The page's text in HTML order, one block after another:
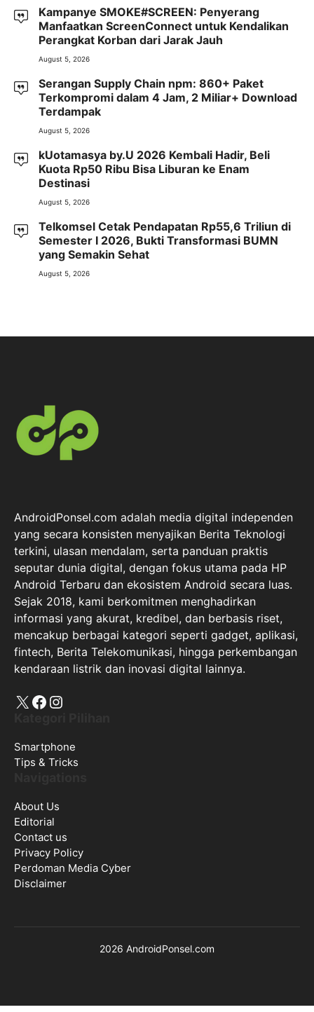
Kampanye SMOKE#SCREEN: Penyerang
Manfaatkan ScreenConnect untuk Kendalikan
Perangkat Korban dari Jarak Jauh
August 5, 2026
Serangan Supply Chain npm: 860+ Paket
Terkompromi dalam 4 Jam, 2 Miliar+ Download
Terdampak
August 5, 2026
kUotamasya by.U 2026 Kembali Hadir, Beli
Kuota Rp50 Ribu Bisa Liburan ke Enam
Destinasi
August 5, 2026
Telkomsel Cetak Pendapatan Rp55,6 Triliun di
Semester I 2026, Bukti Transformasi BUMN
yang Semakin Sehat
August 5, 2026
AndroidPonsel.com adalah media digital independen
yang secara konsisten menyajikan Berita Teknologi
terkini, ulasan mendalam, serta panduan praktis
seputar dunia digital, dengan fokus utama pada HP
Android Terbaru dan ekosistem Android secara luas.
Sejak 2018, kami berkomitmen menghadirkan
informasi yang akurat, kredibel, dan berbasis riset,
mencakup berbagai kategori seperti gadget, aplikasi,
fintech, Berita Telekomunikasi, hingga perkembangan
kendaraan listrik dan inovasi digital lainnya.
X Facebook
Instagram
Smartphone
Tips & Tricks
About Us
Editorial
Contact us
Privacy Policy
Perdoman Media Cyber
Disclaimer
2026 AndroidPonsel.com